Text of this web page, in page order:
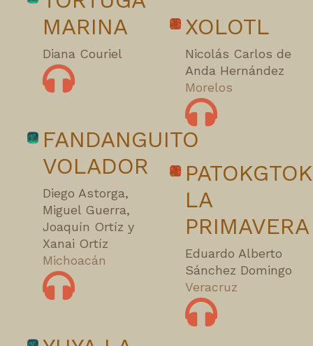
MARINA
Diana Couriel
FANDANGUITO
VOLADOR
Diego Astorga,
Miguel Guerra,
Joaquín Ortíz y
Xanai Ortíz
Michoacán
XOLOTL
Nicolás Carlos de
Anda Hernández
Morelos
LA
PRIMAVERA
Eduardo Alberto
Sánchez Domingo
Veracruz